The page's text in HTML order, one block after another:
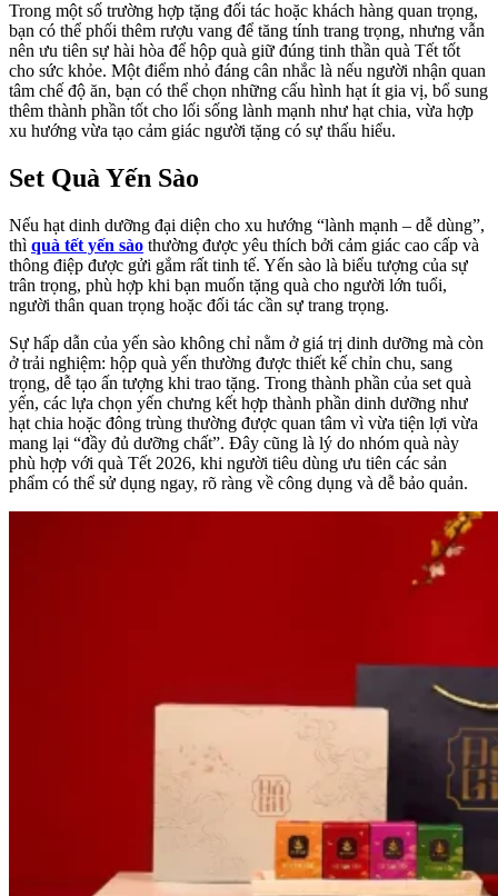
Trong một số trường hợp tặng đối tác hoặc khách hàng quan trọng,
bạn có thể phối thêm rượu vang để tăng tính trang trọng, nhưng vẫn
nên ưu tiên sự hài hòa để hộp quà giữ đúng tinh thần quà Tết tốt
cho sức khỏe. Một điểm nhỏ đáng cân nhắc là nếu người nhận quan
tâm chế độ ăn, bạn có thể chọn những cấu hình hạt ít gia vị, bổ sung
thêm thành phần tốt cho lối sống lành mạnh như hạt chia, vừa hợp
xu hướng vừa tạo cảm giác người tặng có sự thấu hiểu.
Set Quà Yến Sào
Nếu hạt dinh dưỡng đại diện cho xu hướng “lành mạnh – dễ dùng”,
thì quà tết yến sào thường được yêu thích bởi cảm giác cao cấp và
thông điệp được gửi gắm rất tinh tế. Yến sào là biểu tượng của sự
trân trọng, phù hợp khi bạn muốn tặng quà cho người lớn tuổi,
người thân quan trọng hoặc đối tác cần sự trang trọng.
Sự hấp dẫn của yến sào không chỉ nằm ở giá trị dinh dưỡng mà còn
ở trải nghiệm: hộp quà yến thường được thiết kế chỉn chu, sang
trọng, dễ tạo ấn tượng khi trao tặng. Trong thành phần của set quà
yến, các lựa chọn yến chưng kết hợp thành phần dinh dưỡng như
hạt chia hoặc đông trùng thường được quan tâm vì vừa tiện lợi vừa
mang lại “đầy đủ dưỡng chất”. Đây cũng là lý do nhóm quà này
phù hợp với quà Tết 2026, khi người tiêu dùng ưu tiên các sản
phẩm có thể sử dụng ngay, rõ ràng về công dụng và dễ bảo quản.